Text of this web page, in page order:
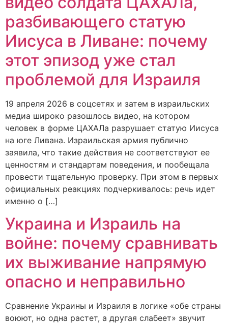
разбивающего статую
Иисуса в Ливане: почему
этот эпизод уже стал
проблемой для Израиля
19 апреля 2026 в соцсетях и затем в израильских
медиа широко разошлось видео, на котором
человек в форме ЦАХАЛа разрушает статую Иисуса
на юге Ливана. Израильская армия публично
заявила, что такие действия не соответствуют ее
ценностям и стандартам поведения, и пообещала
провести тщательную проверку. При этом в первых
официальных реакциях подчеркивалось: речь идет
именно о […]
Украина и Израиль на
войне: почему сравнивать
их выживание напрямую
опасно и неправильно
Сравнение Украины и Израиля в логике «обе страны
воюют, но одна растет, а другая слабеет» звучит